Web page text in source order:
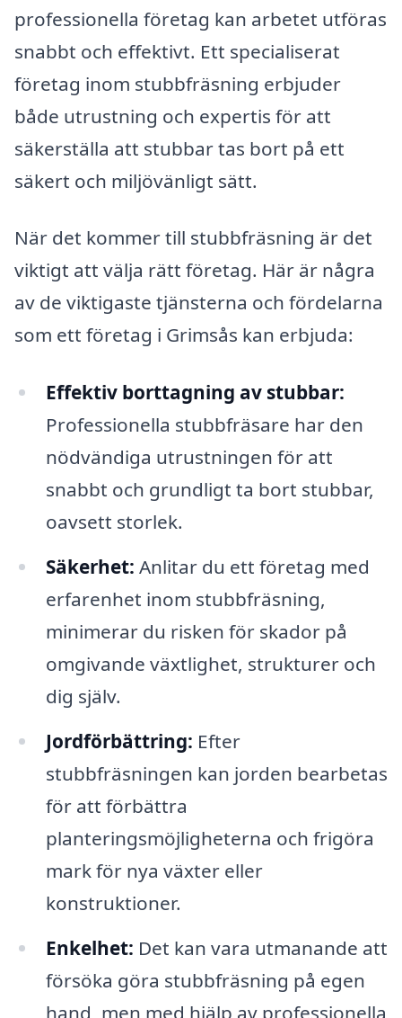
professionella företag kan arbetet utföras
snabbt och effektivt. Ett specialiserat
företag inom stubbfräsning erbjuder
både utrustning och expertis för att
säkerställa att stubbar tas bort på ett
säkert och miljövänligt sätt.
När det kommer till stubbfräsning är det
viktigt att välja rätt företag. Här är några
av de viktigaste tjänsterna och fördelarna
som ett företag i Grimsås kan erbjuda:
Effektiv borttagning av stubbar:
Professionella stubbfräsare har den
nödvändiga utrustningen för att
snabbt och grundligt ta bort stubbar,
oavsett storlek.
Säkerhet: Anlitar du ett företag med
erfarenhet inom stubbfräsning,
minimerar du risken för skador på
omgivande växtlighet, strukturer och
dig själv.
Jordförbättring: Efter
stubbfräsningen kan jorden bearbetas
för att förbättra
planteringsmöjligheterna och frigöra
mark för nya växter eller
konstruktioner.
Enkelhet: Det kan vara utmanande att
försöka göra stubbfräsning på egen
hand, men med hjälp av professionella